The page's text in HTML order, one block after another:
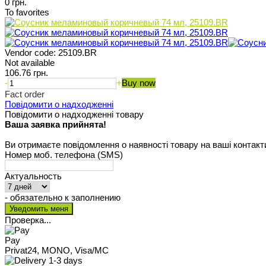
0 грн.
To favorites
Vendor code: 25109.BR
Not available
106.76 грн.
-
+Buy now
Fact order
Повідомити о надходженні
Повідомити о надходженні товару
Ваша заявка прийнята!
Ви отримаєте повідомлення о наявності товару на ваші
Номер моб. телефона (SMS)
Актуальность
- обязательно к заполнению
Проверка...
Pay
Privat24, MONO, Visa/MC